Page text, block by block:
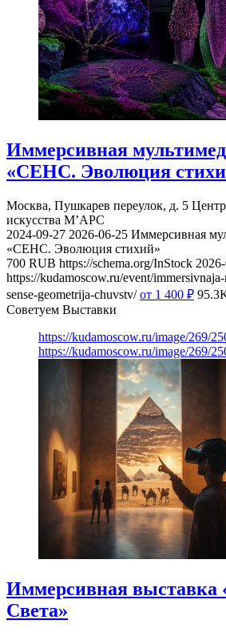
Иммерсивная
«СЕНС. Эволюция
Москва, Пушкарев переулок, д. 5
искусства М’АРС
2024-09-27 2026-06-25 Иммерсивная
«СЕНС. Эволюция стихий»
700 RUB https://schema.org/InStock
https://kudamoscow.ru/event/
sense-geometrija-chuvstv/ от 1 400 ₽
Советуем Выставки
https://kudamoscow.ru/image/269/
https://kudamoscow.ru/image/269/
Иммерсивная выставка
Света»